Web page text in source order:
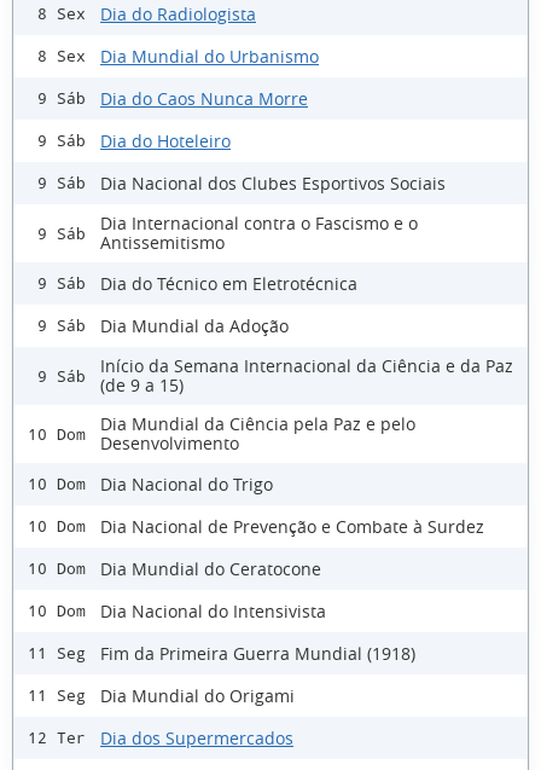
8 Sex Dia do Radiologista
8 Sex Dia Mundial do Urbanismo
9 Sáb Dia do Caos Nunca Morre
9 Sáb Dia do Hoteleiro
9 Sáb Dia Nacional dos Clubes Esportivos Sociais
9 Sáb
Dia Internacional contra o Fascismo e o
Antissemitismo
9 Sáb Dia do Técnico em Eletrotécnica
9 Sáb Dia Mundial da Adoção
9 Sáb
Início da Semana Internacional da Ciência e da Paz
(de 9 a 15)
10 Dom
Dia Mundial da Ciência pela Paz e pelo
Desenvolvimento
10 Dom Dia Nacional do Trigo
10 Dom Dia Nacional de Prevenção e Combate à Surdez
10 Dom Dia Mundial do Ceratocone
10 Dom Dia Nacional do Intensivista
11 Seg Fim da Primeira Guerra Mundial (1918)
11 Seg Dia Mundial do Origami
12 Ter
Dia dos Supermercados